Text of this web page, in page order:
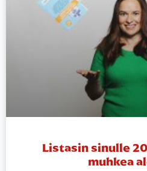
Listasin sinulle
muhkea